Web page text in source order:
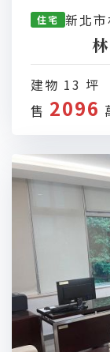
住宅 新北
建物 13 坪
售 2096